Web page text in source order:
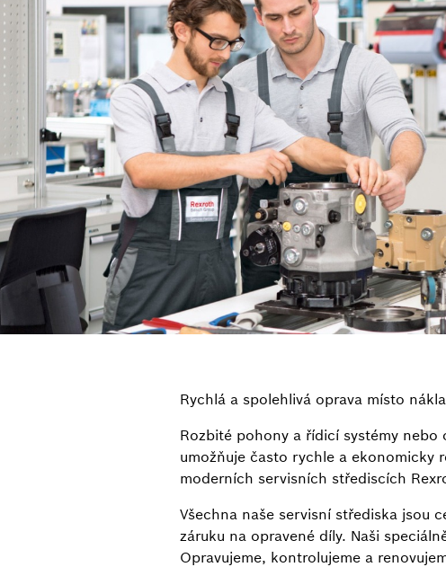
Rychlá a spolehlivá oprava místo
Rozbité pohony a řídicí systémy
umožňuje často rychle a ekonomicky
moderních servisních střediscích
Všechna naše servisní střediska jsou
záruku na opravené díly. Naši
Opravujeme, kontrolujeme a